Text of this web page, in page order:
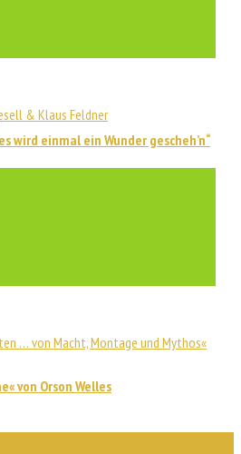
& Klaus Feldner
wird einmal ein Wunder gescheh’n“
… von Macht, Montage und Mythos«
von Orson Welles